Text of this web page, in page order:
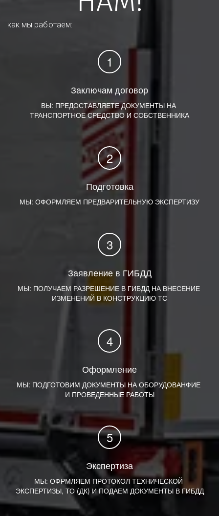
как мы работаем:
Заключам договор
ВЫ: ПРЕДОСТАВЛЯЕТЕ ДОКУМЕНТЫ НА
ТРАНСПОРТНОЕ СРЕДСТВО И СОБСТВЕННИКА
Подготовка
МЫ: ОФОРМЛЯЕМ ПРЕДВАРИТЕЛЬНУЮ ЭКСПЕРТИЗУ
Заявление в ГИБДД
МЫ: ПОЛУЧАЕМ РАЗРЕШЕНИЕ В ГИБДД НА ВНЕСЕНИЕ
ИЗМЕНЕНИЙ В КОНСТРУКЦИЮ ТС
Оформление
МЫ: ПОДГОТОВИМ ДОКУМЕНТЫ НА ОБОРУДОВАНФИЕ
И ПРОВЕДЕННЫЕ РАБОТЫ
Экспертиза
МЫ: ОФРМЛЯЕМ ПРОТОКОЛ ТЕХНИЧЕСКОЙ
ЭКСПЕРТИЗЫ, ТО (ДК) И ПОДАЕМ ДОКУМЕНТЫ В ГИБДД